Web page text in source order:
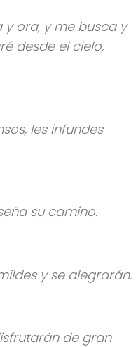
y ora, y me busca y
desde el cielo,
les infundes
su camino.
y se alegrarán.
de gran